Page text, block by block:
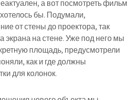
а вот посмотреть фильм
бы. Подумали,
от стены до проектора, так
экрана на стене. Уже под него мы
площадь, предусмотрели
как и где должны
для колонок.